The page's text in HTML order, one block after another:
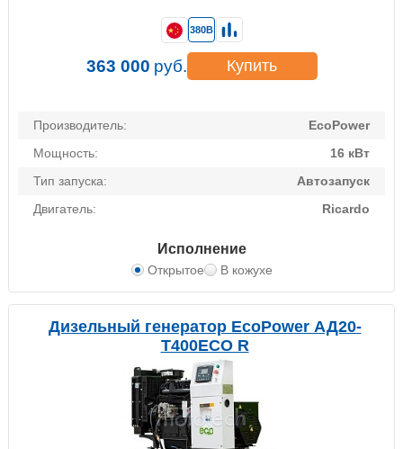
Производитель:
EcoPower
Мощность:
16 кВт
Тип запуска:
Автозапуск
Двигатель:
Ricardo
Исполнение
Открытое В кожухе
380В
363 000 руб. Купить
Дизельный генератор EcoPower АД20-
T400ECO R